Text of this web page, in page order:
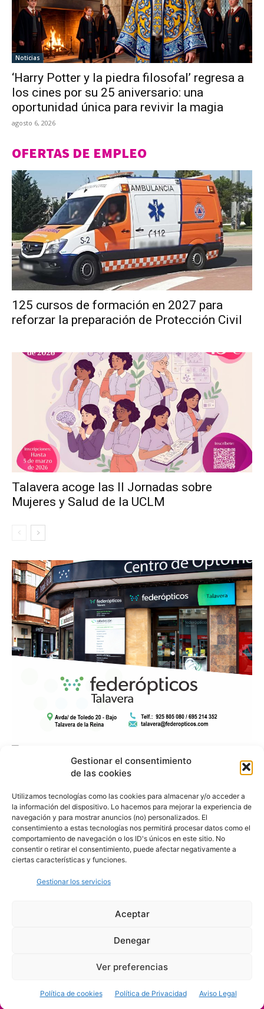
Gestionar el consentimiento
de las cookies
Utilizamos tecnologías como las cookies para almacenar y/o acceder a
la información del dispositivo. Lo hacemos para mejorar la experiencia de
navegación y para mostrar anuncios (no) personalizados. El
consentimiento a estas tecnologías nos permitirá procesar datos como el
comportamiento de navegación o los ID's únicos en este sitio. No
consentir o retirar el consentimiento, puede afectar negativamente a
ciertas características y funciones.
Gestionar los servicios
Aceptar
Denegar
Ver preferencias
Política de cookies Política de Privacidad Aviso Legal
Noticias
‘Harry Potter y la piedra filosofal’ regresa a
los cines por su 25 aniversario: una
oportunidad única para revivir la magia
agosto 6, 2026
OFERTAS DE EMPLEO
125 cursos de formación en 2027 para
reforzar la preparación de Protección Civil
Talavera acoge las II Jornadas sobre
Mujeres y Salud de la UCLM